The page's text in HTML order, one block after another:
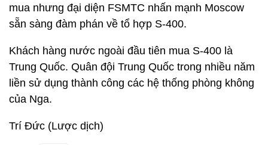
mua nhưng đại diện FSMTC nhấn mạnh Moscow
sẵn sàng đàm phán về tổ hợp S-400.
Khách hàng nước ngoài đầu tiên mua S-400 là
Trung Quốc. Quân đội Trung Quốc trong nhiều năm
liền sử dụng thành công các hệ thống phòng không
của Nga.
Trí Đức (Lược dịch)